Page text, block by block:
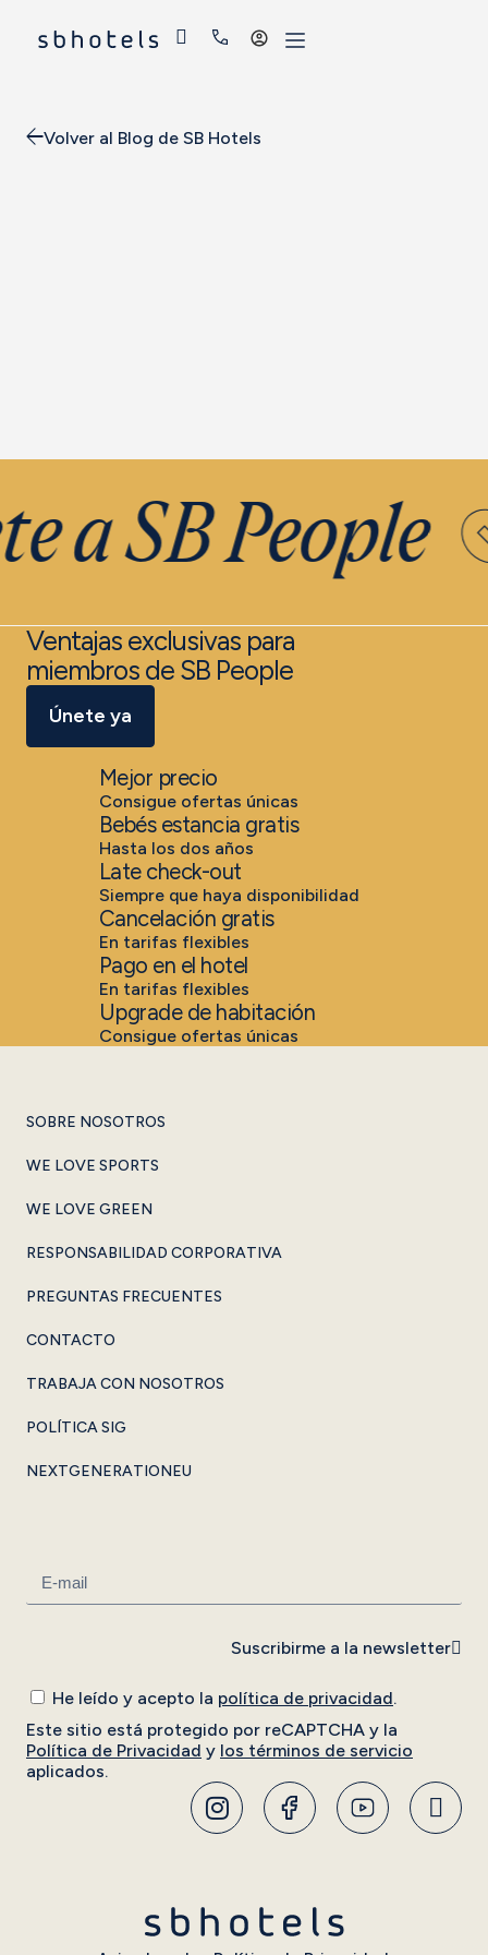
Acceder
Volver al Blog de SB Hotels
a SB People
Ventajas exclusivas para
miembros de SB People
Únete ya
Mejor precio
Consigue ofertas únicas
Bebés estancia gratis
Hasta los dos años
Late check-out
Siempre que haya disponibilidad
Cancelación gratis
En tarifas flexibles
Pago en el hotel
En tarifas flexibles
Upgrade de habitación
Consigue ofertas únicas
SOBRE NOSOTROS
WE LOVE SPORTS
WE LOVE GREEN
RESPONSABILIDAD CORPORATIVA
PREGUNTAS FRECUENTES
CONTACTO
TRABAJA CON NOSOTROS
POLÍTICA SIG
NEXTGENERATIONEU
He leído y acepto la política de privacidad.
Este sitio está protegido por reCAPTCHA y la
Política de Privacidad y los términos de servicio
aplicados.
Suscribirme a la newsletter